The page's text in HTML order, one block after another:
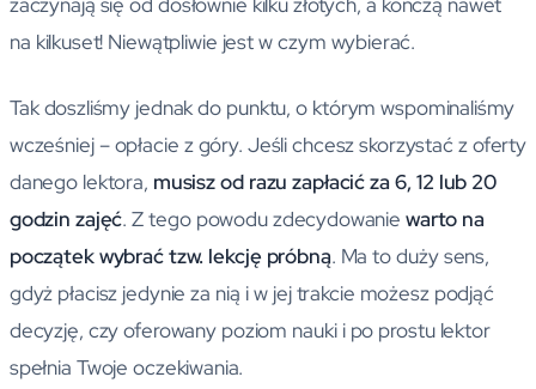
na kilkuset! Niewątpliwie jest w czym wybierać.
Tak doszliśmy jednak do punktu, o którym wspominaliśmy
wcześniej – opłacie z góry. Jeśli chcesz skorzystać z oferty
danego lektora, musisz od razu zapłacić za 6, 12 lub 20
godzin zajęć. Z tego powodu zdecydowaniewarto na
początek wybrać tzw. lekcję próbną. Ma to duży sens,
gdyż płacisz jedynie za nią i w jej trakcie możesz podjąć
decyzję, czy oferowany poziom nauki i po prostu lektor
spełnia Twoje oczekiwania.